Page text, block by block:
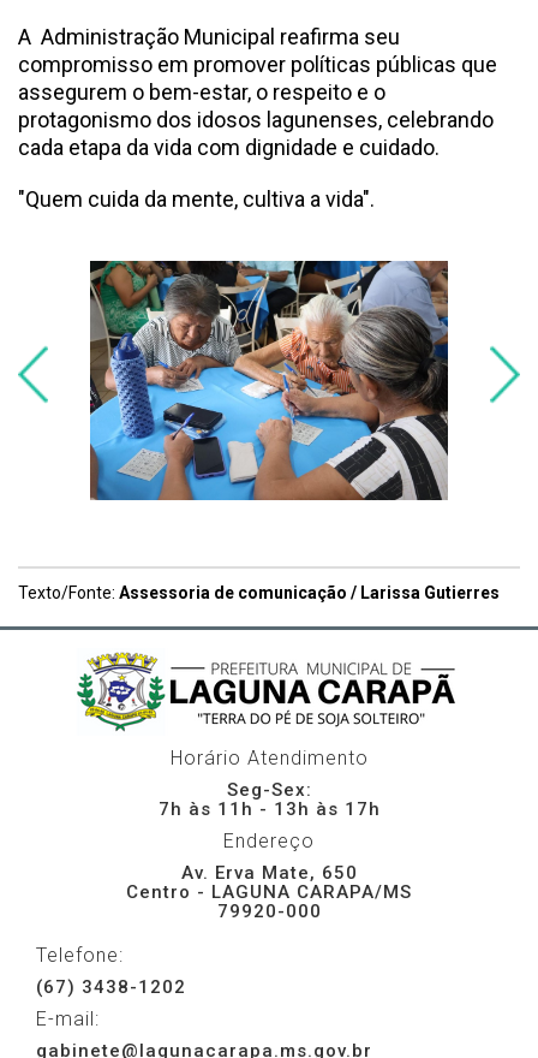
A Administração Municipal reafirma seu
compromisso em promover políticas públicas que
assegurem o bem-estar, o respeito e o
protagonismo dos idosos lagunenses, celebrando
cada etapa da vida com dignidade e cuidado.
"Quem cuida da mente, cultiva a vida".
Texto/Fonte: Assessoria de comunicação / Larissa Gutierres
Horário Atendimento
Seg-Sex:
7h às 11h - 13h às 17h
Endereço
Av. Erva Mate, 650
Centro - LAGUNA CARAPA/MS
79920-000
Telefone:
(67) 3438-1202
E-mail:
gabinete@lagunacarapa.ms.gov.br